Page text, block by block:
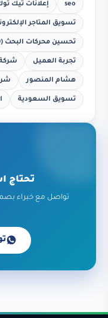
seo إعلانات تيك
تسويق المتاجر
تحسين محركات البحث (SEO)
تجربة العميل
هشام المنصور
تسويق السعودية
تحتاج
تواصل مع خبراء